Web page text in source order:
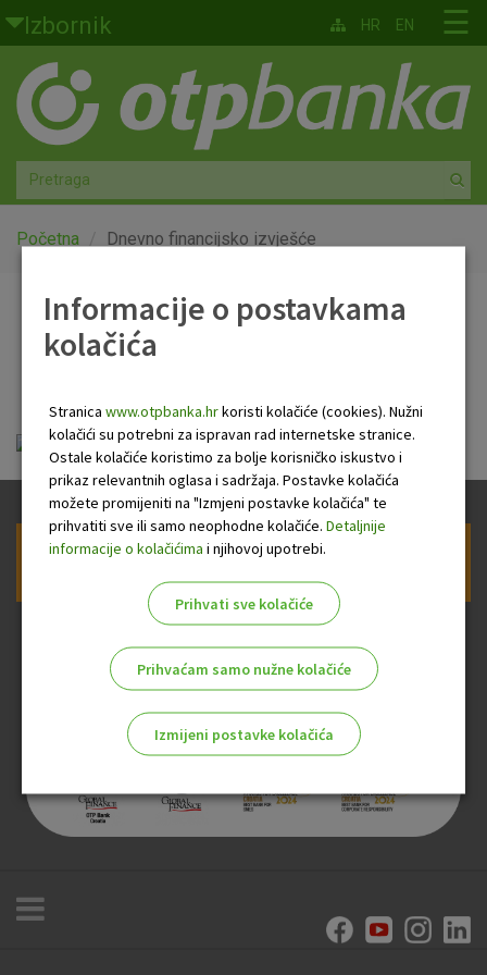
Skoči na glavni sadržaj
Izbornik
Građani
Privatno bankarstvo
Agro
Mala poduzeća i obrtnici
Globalna tržišta
O nama
☰
HR EN
Početna Dnevno financijsko izvješće
Dnevno financijsko
otp_dnevno_financijsko_izvjesce.pdf
Prijava na newsletter OTP banke
Informacije o postavkama
kolačića
Stranica www.otpbanka.hrkoristi kolačiće (cookies). Nužni
kolačići su potrebni za ispravan rad internetske stranice.
Ostale kolačiće koristimo za bolje korisničko iskustvo i
prikaz relevantnih oglasa i sadržaja. Postavke kolačića
možete promijeniti na "Izmjeni postavke kolačića" te
prihvatiti sve ili samo neophodne kolačiće. Detaljnije
informacije o kolačićima i njihovoj upotrebi.
Prihvati sve kolačiće
Prihvaćam samo nužne kolačiće
Izmijeni postavke kolačića